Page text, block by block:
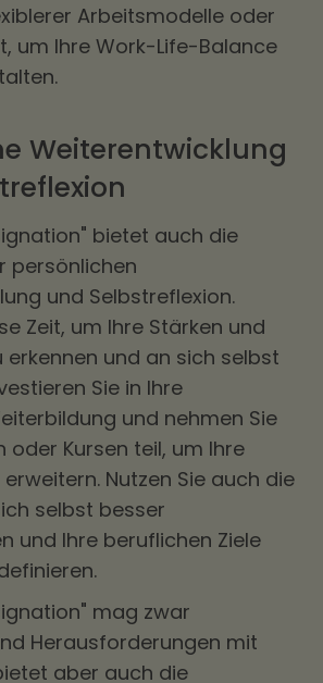
Arbeitsmodelle oder
um Ihre Work-Life-Balance
Weiterentwicklung
bietet auch die
persönlichen
und Selbstreflexion.
Zeit, um Ihre Stärken und
erkennen und an sich selbst
Sie in Ihre
und nehmen Sie
oder Kursen teil, um Ihre
Nutzen Sie auch die
selbst besser
und Ihre beruflichen Ziele
mag zwar
Herausforderungen mit
aber auch die